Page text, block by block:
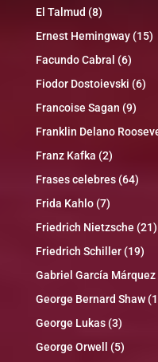
El Talmud (8)
Ernest Hemingway(15)
Facundo Cabral (6)
Fiodor Dostoievski (6)
Francoise Sagan (9)
Franklin Delano
Franz Kafka (2)
Frases celebres(64)
Frida Kahlo(7)
Friedrich Nietzsche (21)
Friedrich Schiller(19)
Gabriel García Márquez
George Bernard Shaw
George Lukas(3)
George Orwell
(5)